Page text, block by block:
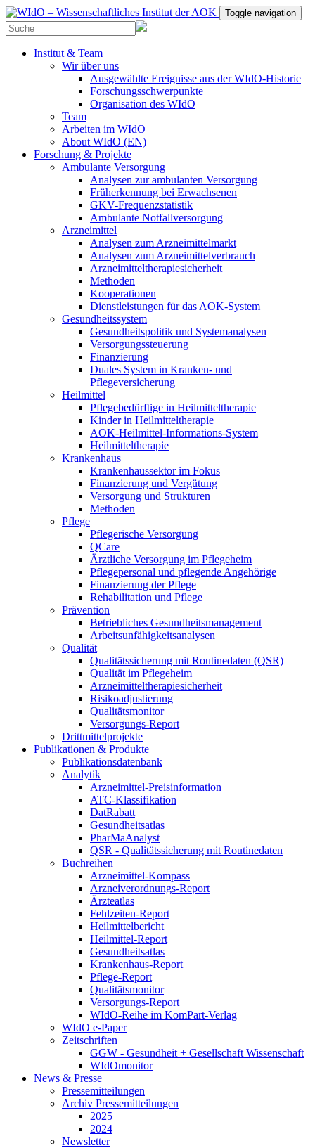
Toggle navigation
Institut & Team
Wir über uns
Ausgewählte Ereignisse aus der WIdO-Historie
Forschungsschwerpunkte
Organisation des WIdO
Team
Arbeiten im WIdO
About WIdO (EN)
Forschung & Projekte
Ambulante Versorgung
Analysen zur ambulanten Versorgung
Früherkennung bei Erwachsenen
GKV-Frequenzstatistik
Ambulante Notfallversorgung
Arzneimittel
Analysen zum Arzneimittelmarkt
Analysen zum Arzneimittelverbrauch
Arzneimitteltherapiesicherheit
Methoden
Kooperationen
Dienstleistungen für das AOK-System
Gesundheitssystem
Gesundheitspolitik und Systemanalysen
Versorgungssteuerung
Finanzierung
Duales System in Kranken- und
Pflegeversicherung
Heilmittel
Pflegebedürftige in Heilmitteltherapie
Kinder in Heilmitteltherapie
AOK-Heilmittel-Informations-System
Heilmitteltherapie
Krankenhaus
Krankenhaussektor im Fokus
Finanzierung und Vergütung
Versorgung und Strukturen
Methoden
Pflege
Pflegerische Versorgung
QCare
Ärztliche Versorgung im Pflegeheim
Pflegepersonal und pflegende Angehörige
Finanzierung der Pflege
Rehabilitation und Pflege
Prävention
Betriebliches Gesundheitsmanagement
Arbeitsunfähigkeitsanalysen
Qualität
Qualitätssicherung mit Routinedaten (QSR)
Qualität im Pflegeheim
Arzneimitteltherapiesicherheit
Risikoadjustierung
Qualitätsmonitor
Versorgungs-Report
Drittmittelprojekte
Publikationen & Produkte
Publikationsdatenbank
Analytik
Arzneimittel-Preisinformation
ATC-Klassifikation
DatRabatt
Gesundheitsatlas
PharMaAnalyst
QSR - Qualitätssicherung mit Routinedaten
Buchreihen
Arzneimittel-Kompass
Arzneiverordnungs-Report
Ärzteatlas
Fehlzeiten-Report
Heilmittelbericht
Heilmittel-Report
Gesundheitsatlas
Krankenhaus-Report
Pflege-Report
Qualitätsmonitor
Versorgungs-Report
WIdO-Reihe im KomPart-Verlag
WIdO e-Paper
Zeitschriften
GGW - Gesundheit + Gesellschaft Wissenschaft
WIdOmonitor
News & Presse
Pressemitteilungen
Archiv Pressemitteilungen
2025
2024
Newsletter